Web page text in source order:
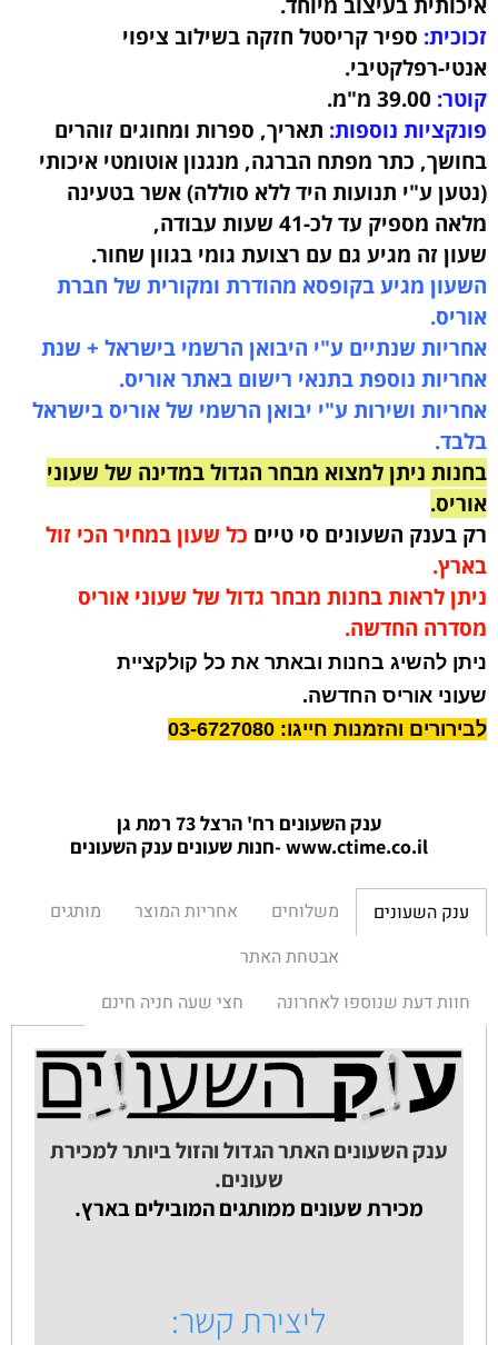
זכוכית: ספיר קריסטל חזקה בשילוב ציפוי
אנטי-רפלקטיבי.
קוטר: 39.00 מ"מ.
פונקציות נוספות: תאריך, ספרות ומחוגים זוהרים
בחושך, כתר מפתח הברגה, מנגנון אוטומטי איכותי
(נטען ע"י תנועות היד ללא סוללה) אשר בטעינה
מלאה מספיק עד לכ-41 שעות עבודה,
שעון זה מגיע גם עם רצועת גומי בגוון שחור.
השעון מגיע בקופסא מהודרת ומקורית של חברת
אוריס.
אחריות שנתיים ע"י היבואן הרשמי בישראל + שנת
אחריות נוספת בתנאי רישום באתר אוריס.
אחריות ושירות ע"י יבואן הרשמי של אוריס בישראל
בלבד.
בחנות ניתן למצוא מבחר הגדול במדינה של שעוני
אוריס.
רק בענק השעונים סי טיים כל שעון במחיר הכי זול
בארץ.
ניתן לראות בחנות מבחר גדול של שעוני אוריס
מסדרה החדשה.
ניתן להשיג בחנות ובאתר את כל קולקציית
שעוני אוריס החדשה.
לבירורים והזמנות חייגו: 03-6727080
ענק השעונים רח' הרצל 73 רמת גן
www.ctime.co.il-חנות שעונים ענק השעונים
ענק השעונים משלוחים אחריות המוצר
מותגים
אבטחת האתר
חוות דעת שנוספו לאחרונה
חצי שעה חניה חינם
ענק השעונים האתר הגדול והזול ביותר למכירת
שעונים.
מכירת שעונים ממותגים המובילים בארץ.
ליצירת קשר: